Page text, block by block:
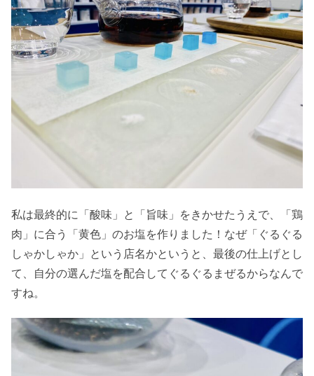
私は最終的に「酸味」と「旨味」をきかせたうえで、「鶏
肉」に合う「黄色」のお塩を作りました！なぜ「ぐるぐる
しゃかしゃか」という店名かというと、最後の仕上げとし
て、自分の選んだ塩を配合してぐるぐるまぜるからなんで
すね。